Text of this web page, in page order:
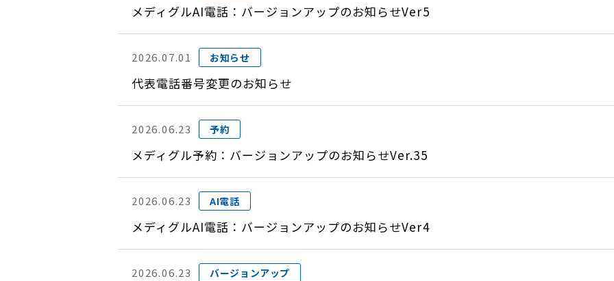
メディグルAI電話：バージョンアップのお知らせVer5
2026.07.01 お知らせ
代表電話番号変更のお知らせ
2026.06.23 予約
メディグル予約：バージョンアップのお知らせVer.35
2026.06.23 AI電話
メディグルAI電話：バージョンアップのお知らせVer4
2026.06.23 バージョンアップ